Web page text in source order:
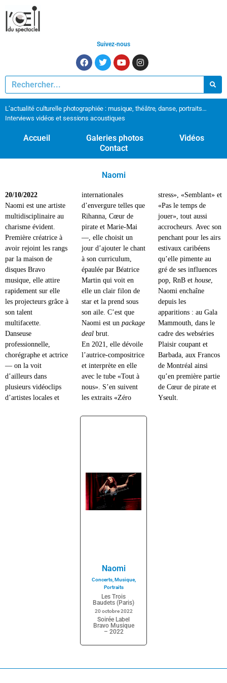
Suivez-nous
L’actualité culturelle photographiée : musique, théâtre, danse, portraits…
Interviews vidéos et sessions acoustiques
Accueil Galeries photos
Vidéos
Contact
Naomi
20/10/2022
Naomi est une artiste
multidisciplinaire au
charisme évident.
Première créatrice à
avoir rejoint les rangs
par la maison de
disques Bravo
musique, elle attire
rapidement sur elle
les projecteurs grâce à
son talent
multifacette.
Danseuse
professionnelle,
chorégraphe et actrice
— on la voit
d’ailleurs dans
plusieurs vidéoclips
d’artistes locales et
internationales
d’envergure telles que
Rihanna, Cœur de
pirate et Marie-Mai
—, elle choisit un
jour d’ajouter le chant
à son curriculum,
épaulée par Béatrice
Martin qui voit en
elle un clair filon de
star et la prend sous
son aile. C’est que
Naomi est un package
deal brut.
En 2021, elle dévoile
l’autrice-compositrice
et interprète en elle
avec le tube «Tout à
nous». S’en suivent
les extraits «Zéro
stress», «Semblant» et
«Pas le temps de
jouer», tout aussi
accrocheurs. Avec son
penchant pour les airs
estivaux caribéens
qu’elle pimente au
gré de ses influences
pop, RnB et house,
Naomi enchaîne
depuis les
apparitions : au Gala
Mammouth, dans le
cadre des webséries
Plaisir coupant et
Barbada, aux Francos
de Montréal ainsi
qu’en première partie
de Cœur de pirate et
Yseult.
Naomi
Concerts,Musique,
Portraits
Les Trois
Baudets (Paris)
20 octobre 2022
Soirée Label
Bravo Musique
– 2022